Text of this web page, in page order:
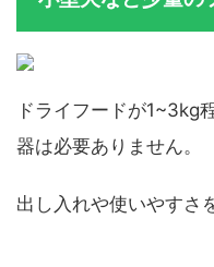
ドライフードが1~3kg
器は必要ありません。
出し入れや使いやすさ